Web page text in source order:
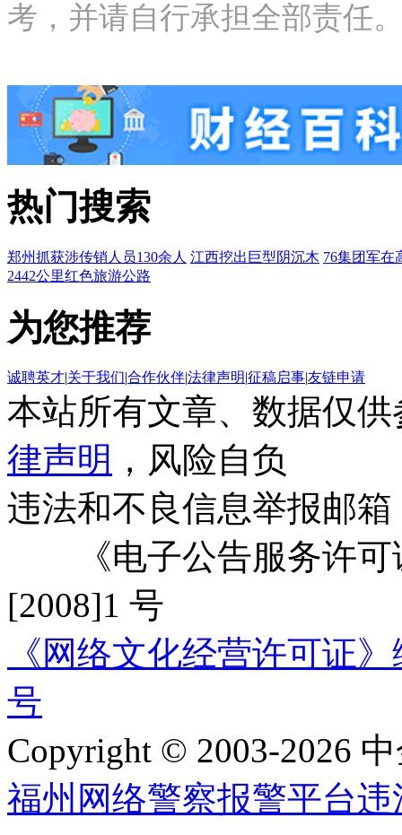
考，并请自行承担全部责任。
热门搜索
郑州抓获涉传销人员130余人 江西挖出巨型阴沉木 76集团军在
2442公里红色旅游公路
为您推荐
诚聘英才|关于我们|合作伙伴|法律声明|征稿启事|友链申请
本站所有文章、数据仅
律声明 ，风险自负
违法和不良信息举报邮箱
《电子公告服务许可
[2008]1 号
《网络文化经营许可证
号
Copyright © 2003-2026
福州网络警察报警平台违